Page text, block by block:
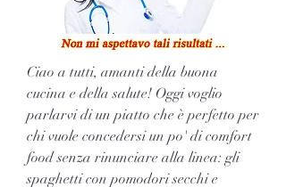
Ciao a tutti, amanti della buona
cucina e della salute! Oggi voglio
parlarvi di un piatto che è perfetto per
chi vuole concedersi un po' di comfort
food senza rinunciare alla linea: gli
spaghetti con pomodori secchi e